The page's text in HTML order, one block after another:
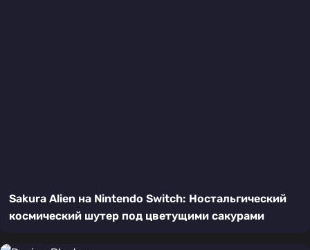
Sakura Alien на Nintendo Switch: Ностальгический
космический шутер под цветущими сакурами